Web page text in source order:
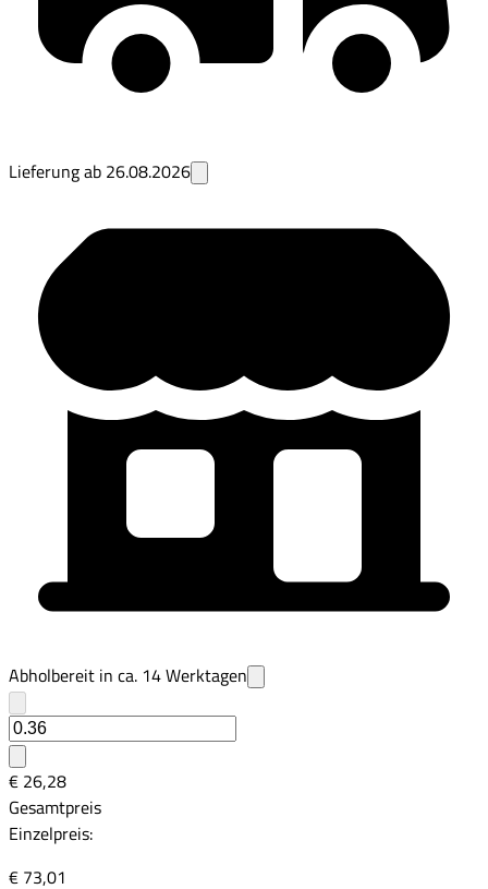
Lieferung ab 26.08.2026
Abholbereit in ca. 14Werktagen
€ 26,28
Gesamtpreis
Einzelpreis:
€ 73,01